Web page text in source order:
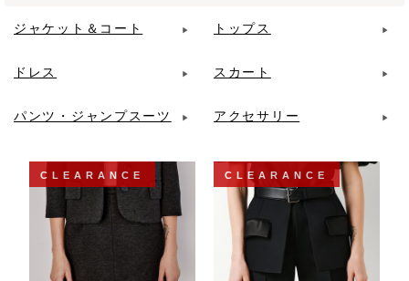
ジャケット＆コート トップス
ドレス スカート
パンツ・ジャンプスーツ アクセサリー
CLEARANCE CLEARANCE